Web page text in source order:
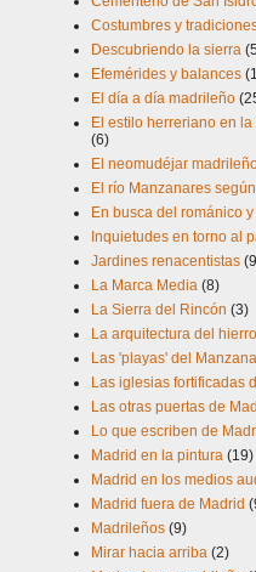
Costumbres y
Descubriendo la sierra
Efemérides y balances
El día a día madrileño
El estilo herreriano en
(6)
El neomudéjar
El río Manzanares
En busca del románico
Inquietudes en torno al
Jardines renacentistas
La Marca Media (8)
La Sierra del Rincón (3)
La arquitectura del
Las 'playas' del
Las iglesias fortificadas
Las otras puertas de
Lo que escriben de
Madrid en la pintura (19)
Madrid en los medios
Madrid fuera de Madrid
Madrileños (9)
Mirar hacia arriba (2)